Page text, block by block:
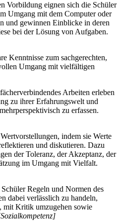
Vorbildung eignen sich die Schüler
Umgang mit dem Computer oder
und gewinnen Einblicke in deren
bei der Lösung von Aufgaben.
Kenntnisse zum sachgerechten,
Umgang mit vielfältigen
Arbeiten erleben
zu ihrer Erfahrungswelt und
zu erfassen.
indem sie Werte
und diskutieren. Dazu
der Toleranz, der Akzeptanz, der
im Umgang mit Vielfalt.
Regeln und Normen des
dabei verlässlich zu handeln,
mit Kritik umzugehen sowie